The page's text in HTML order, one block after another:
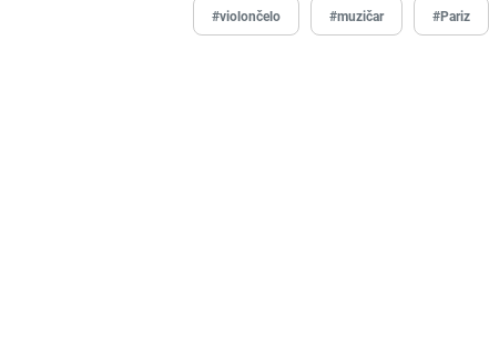
#violončelo #muzičar #Pariz